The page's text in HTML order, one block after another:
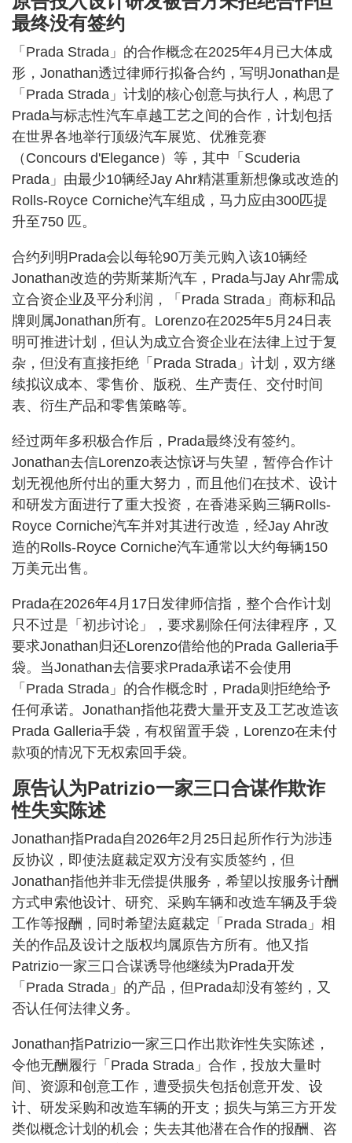
最终没有签约
「Prada Strada」的合作概念在2025年4月已大体成
形，Jonathan透过律师行拟备合约，写明Jonathan是
「Prada Strada」计划的核心创意与执行人，构思了
Prada与标志性汽车卓越工艺之间的合作，计划包括
在世界各地举行顶级汽车展览、优雅竞赛
（Concours d'Elegance）等，其中「Scuderia
Prada」由最少10辆经Jay Ahr精湛重新想像或改造的
Rolls-Royce Corniche汽车组成，马力应由300匹提
升至750 匹。
合约列明Prada会以每轮90万美元购入该10辆经
Jonathan改造的劳斯莱斯汽车，Prada与Jay Ahr需成
立合资企业及平分利润，「Prada Strada」商标和品
牌则属Jonathan所有。Lorenzo在2025年5月24日表
明可推进计划，但认为成立合资企业在法律上过于复
杂，但没有直接拒绝「Prada Strada」计划，双方继
续拟议成本、零售价、版税、生产责任、交付时间
表、衍生产品和零售策略等。
经过两年多积极合作后，Prada最终没有签约。
Jonathan去信Lorenzo表达惊讶与失望，暂停合作计
划无视他所付出的重大努力，而且他们在技术、设计
和研发方面进行了重大投资，在香港采购三辆Rolls-
Royce Corniche汽车并对其进行改造，经Jay Ahr改
造的Rolls-Royce Corniche汽车通常以大约每辆150
万美元出售。
Prada在2026年4月17日发律师信指，整个合作计划
只不过是「初步讨论」，要求剔除任何法律程序，又
要求Jonathan归还Lorenzo借给他的Prada Galleria手
袋。当Jonathan去信要求Prada承诺不会使用
「Prada Strada」的合作概念时，Prada则拒绝给予
任何承诺。Jonathan指他花费大量开支及工艺改造该
Prada Galleria手袋，有权留置手袋，Lorenzo在未付
款项的情况下无权索回手袋。
原告认为Patrizio一家三口合谋作欺诈
性失实陈述
Jonathan指Prada自2026年2月25日起所作行为涉违
反协议，即使法庭裁定双方没有实质签约，但
Jonathan指他并非无偿提供服务，希望以按服务计酬
方式申索他设计、研究、采购车辆和改造车辆及手袋
工作等报酬，同时希望法庭裁定「Prada Strada」相
关的作品及设计之版权均属原告方所有。他又指
Patrizio一家三口合谋诱导他继续为Prada开发
「Prada Strada」的产品，但Prada却没有签约，又
否认任何法律义务。
Jonathan指Patrizio一家三口作出欺诈性失实陈述，
令他无酬履行「Prada Strada」合作，投放大量时
间、资源和创意工作，遭受损失包括创意开发、设
计、研发采购和改造车辆的开支；损失与第三方开发
类似概念计划的机会；失去其他潜在合作的报酬、咨